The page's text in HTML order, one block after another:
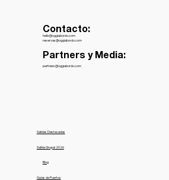
Salidas Destacadas
Salida Grupal 2026
Guías de Puertos
Blog
Contacto:
hello@oggiabordo.com
reservas@oggiabordo.com
Partners y Media:
partners@oggiabordo.com